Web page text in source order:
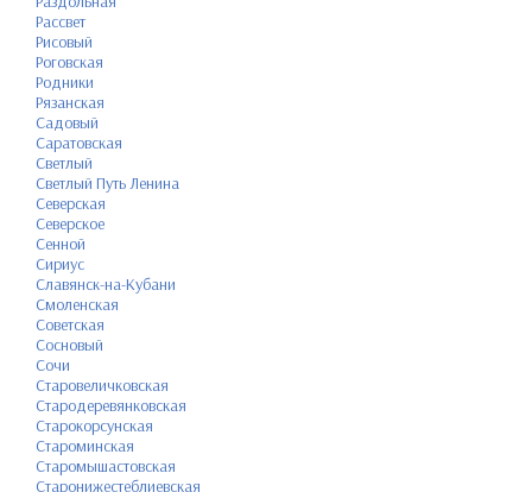
Рассвет
Рисовый
Роговская
Родники
Рязанская
Садовый
Саратовская
Светлый
Светлый Путь Ленина
Северская
Северское
Сенной
Сириус
Славянск-на-Кубани
Смоленская
Советская
Сосновый
Сочи
Старовеличковская
Стародеревянковская
Старокорсунская
Староминская
Старомышастовская
Старонижестеблиевская